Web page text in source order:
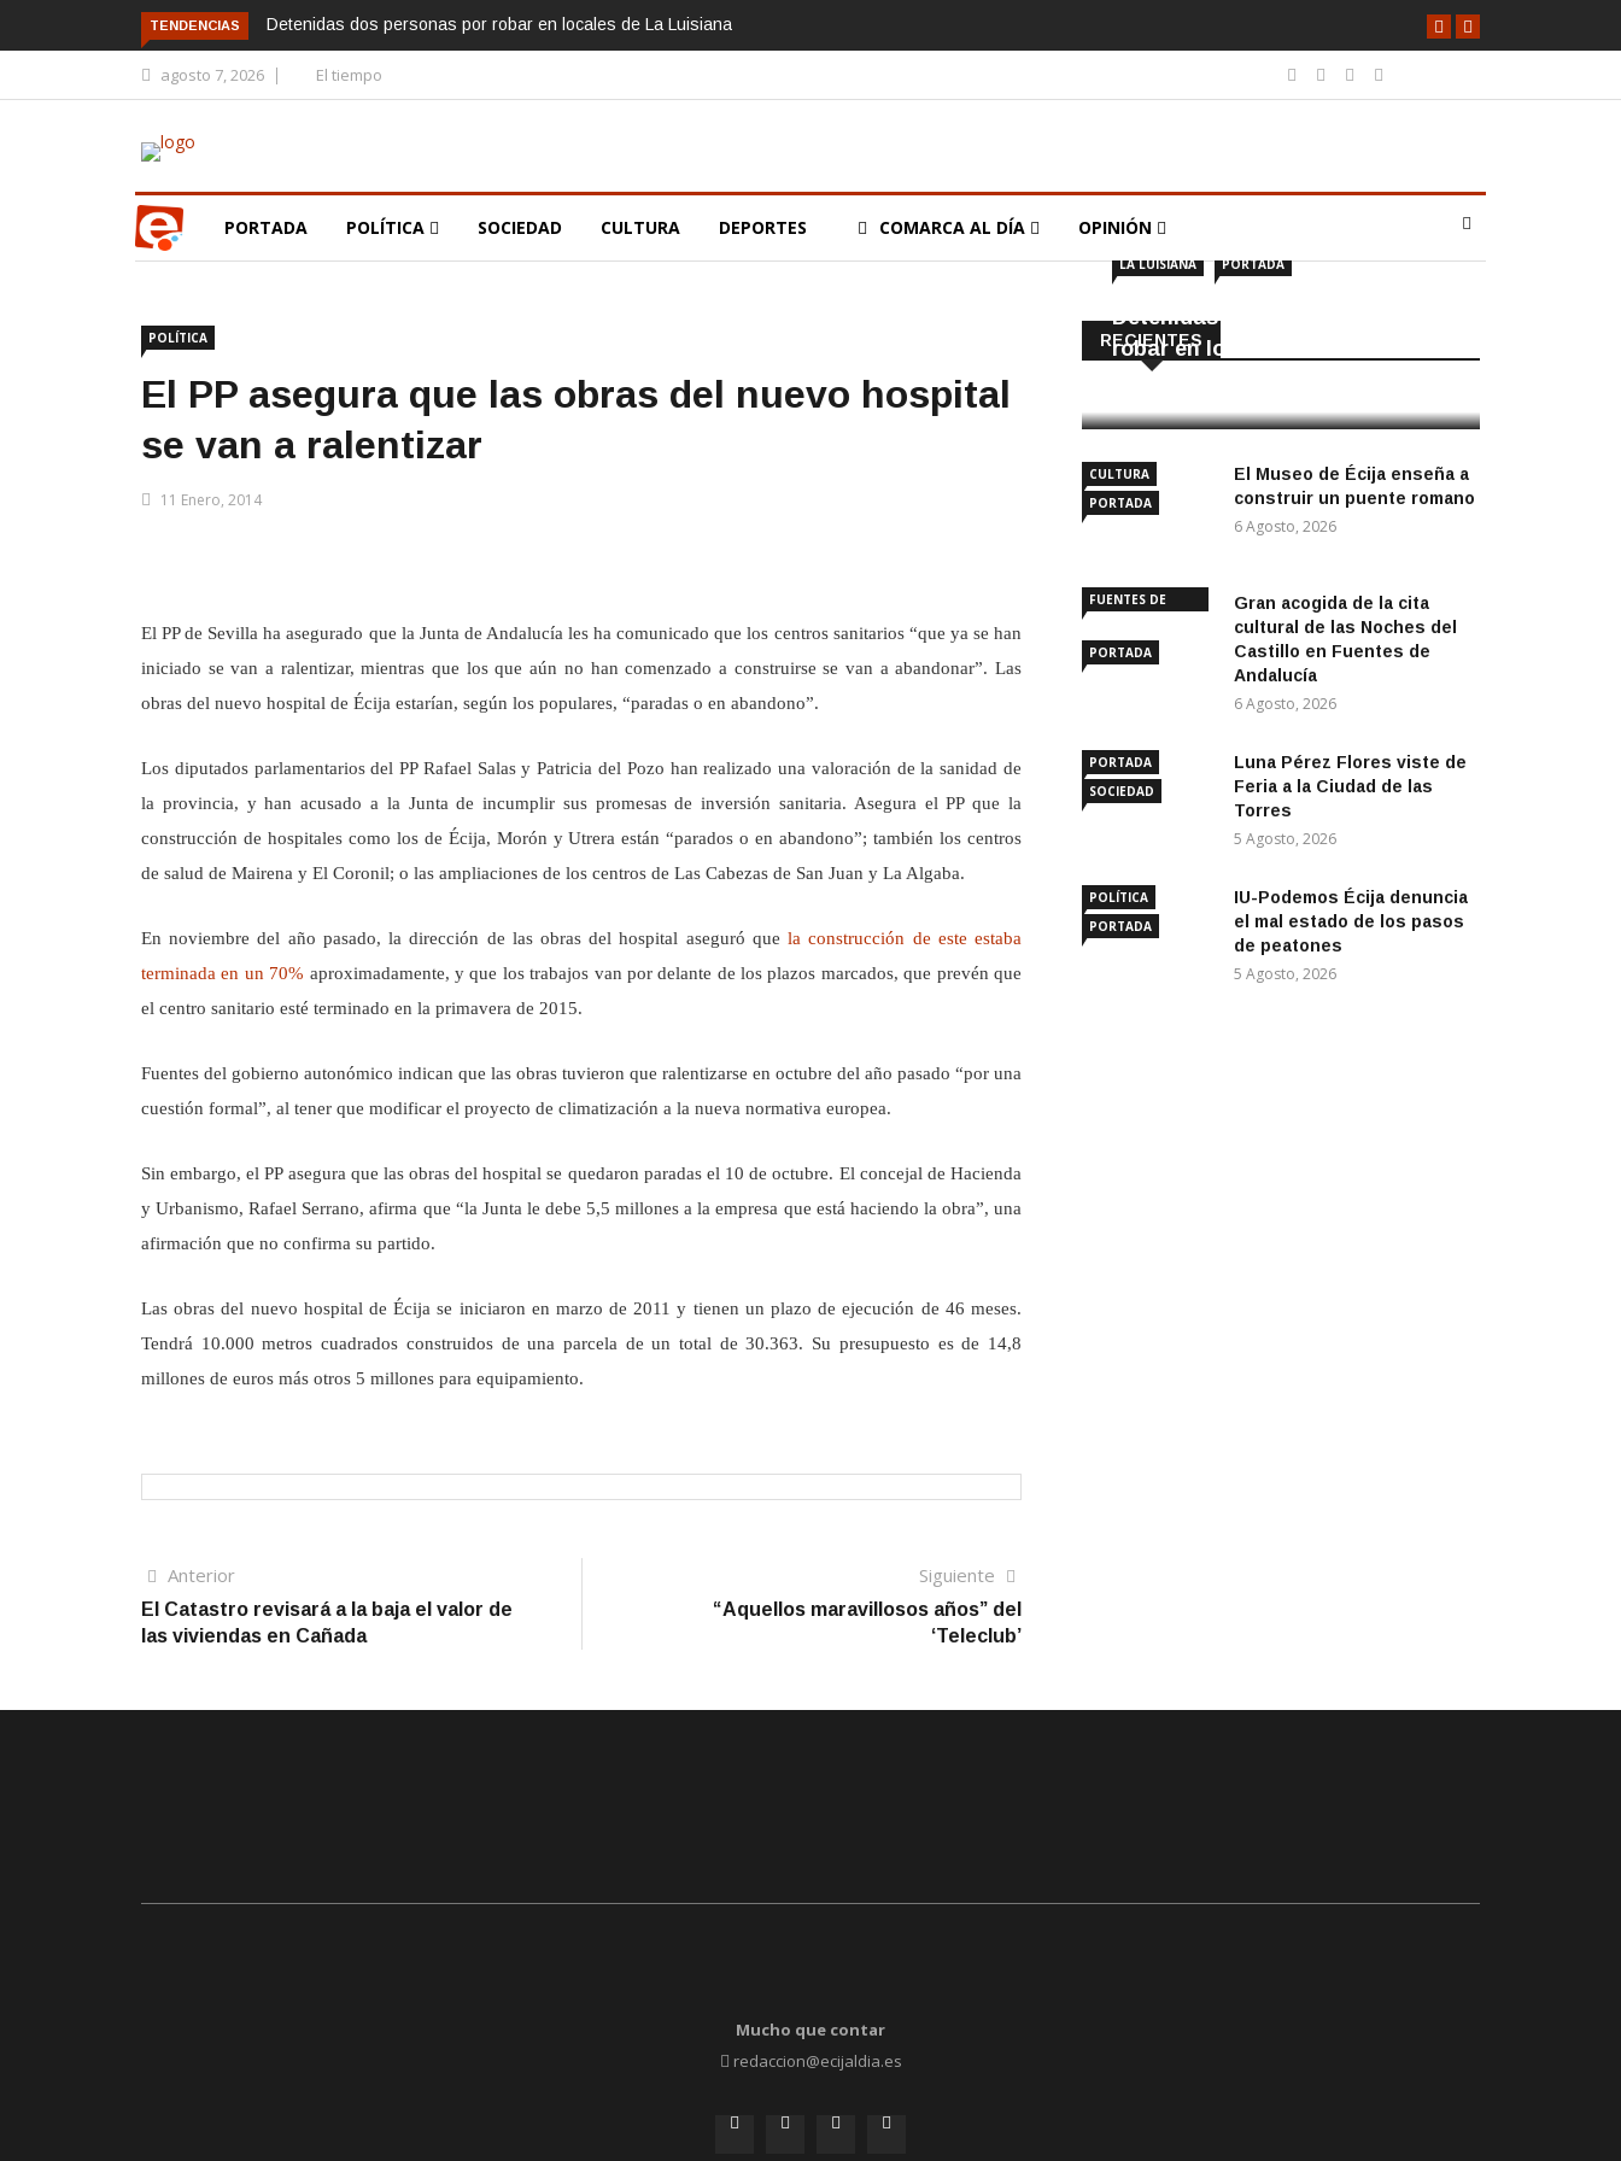
TENDENCIAS Detenidas dos personas por robar en locales de La Luisiana
agosto 7, 2026 El tiempo
PORTADA POLÍTICA SOCIEDAD CULTURA DEPORTES COMARCA AL DÍA OPINIÓN
POLÍTICA
El PP asegura que las obras del nuevo hospital
se van a ralentizar
11 Enero, 2014
El PP de Sevilla ha asegurado que la Junta de Andalucía les ha comunicado que los centros sanitarios “que ya se han
iniciado se van a ralentizar, mientras que los que aún no han comenzado a construirse se van a abandonar”. Las
obras del nuevo hospital de Écija estarían, según los populares, “paradas o en abandono”.
Los diputados parlamentarios del PP Rafael Salas y Patricia del Pozo han realizado una valoración de la sanidad de
la provincia, y han acusado a la Junta de incumplir sus promesas de inversión sanitaria. Asegura el PP que la
construcción de hospitales como los de Écija, Morón y Utrera están “parados o en abandono”; también los centros
de salud de Mairena y El Coronil; o las ampliaciones de los centros de Las Cabezas de San Juan y La Algaba.
En noviembre del año pasado, la dirección de las obras del hospital aseguró quela construcción de este estaba
terminada en un 70% aproximadamente, y que los trabajos van por delante de los plazos marcados, que prevén que
el centro sanitario esté terminado en la primavera de 2015.
Fuentes del gobierno autonómico indican que las obras tuvieron que ralentizarse en octubre del año pasado “por una
cuestión formal”, al tener que modificar el proyecto de climatización a la nueva normativa europea.
Sin embargo, el PP asegura que las obras del hospital se quedaron paradas el 10 de octubre. El concejal de Hacienda
y Urbanismo, Rafael Serrano, afirma que “la Junta le debe 5,5 millones a la empresa que está haciendo la obra”, una
afirmación que no confirma su partido.
Las obras del nuevo hospital de Écija se iniciaron en marzo de 2011 y tienen un plazo de ejecución de 46 meses.
Tendrá 10.000 metros cuadrados construidos de una parcela de un total de 30.363. Su presupuesto es de 14,8
millones de euros más otros 5 millones para equipamiento.
Navegación
de
AnteriorArtículo
anterior
El Catastro revisará a la baja el valor de
las viviendas en Cañada
Siguiente
artículo
“Aquellos maravillosos años” del
‘Teleclub’
RECIENTES
LA LUISIANA PORTADA
Detenidas dos personas por
robar en locales de La Luisiana
CULTURA
PORTADA
El Museo de Écija enseña a
construir un puente romano
6 Agosto, 2026
FUENTES DE
PORTADA
Gran acogida de la cita
cultural de las Noches del
Castillo en Fuentes de
Andalucía
6 Agosto, 2026
PORTADA
SOCIEDAD
Luna Pérez Flores viste de
Feria a la Ciudad de las
Torres
5 Agosto, 2026
POLÍTICA
PORTADA
IU-Podemos Écija denuncia
el mal estado de los pasos
de peatones
5 Agosto, 2026
Mucho que contar
redaccion@ecijaldia.es